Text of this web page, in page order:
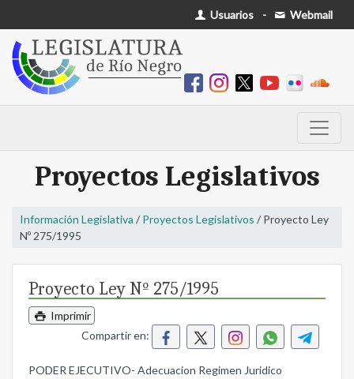
Usuarios - Webmail
Proyectos Legislativos
Información Legislativa / Proyectos Legislativos / Proyecto Ley
Nº 275/1995
Proyecto Ley Nº 275/1995
Imprimir
Compartir en:
PODER EJECUTIVO- Adecuacion Regimen Juridico